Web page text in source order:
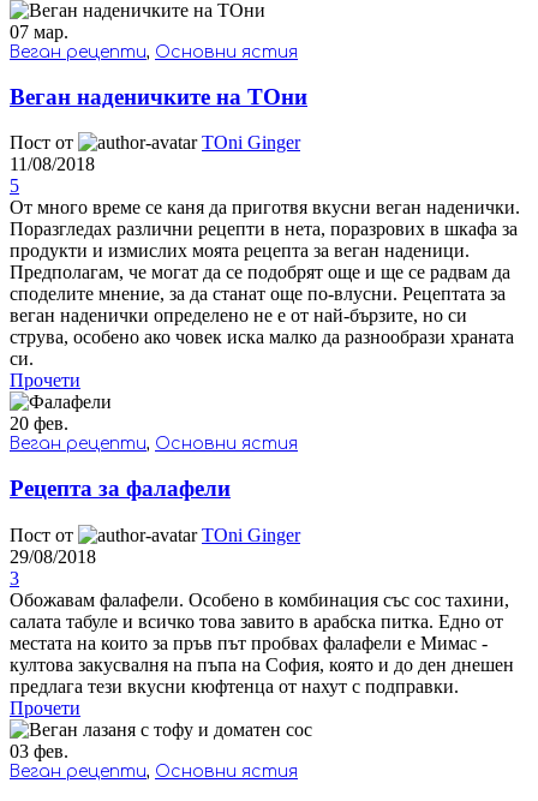
07 мар.
Веган рецепти, Основни ястия
Веган наденичките на ТОни
Пост от
TOni Ginger
11/08/2018
5
От много време се каня да приготвя вкусни веган наденички.
Поразгледах различни рецепти в нета, поразрових в шкафа за
продукти и измислих моята рецепта за веган наденици.
Предполагам, че могат да се подобрят още и ще се радвам да
споделите мнение, за да станат още по-влусни. Рецептата за
веган наденички определено не е от най-бързите, но си
струва, особено ако човек иска малко да разнообрази храната
си.
Прочети
20 фев.
Веган рецепти, Основни ястия
Рецепта за фалафели
Пост от
TOni Ginger
29/08/2018
3
Обожавам фалафели. Особено в комбинация със сос тахини,
салата табуле и всичко това завито в арабска питка. Едно от
местата на които за пръв път пробвах фалафели е Мимас -
култова закусвалня на пъпа на София, която и до ден днешен
предлага тези вкусни кюфтенца от нахут с подправки.
Прочети
03 фев.
Веган рецепти, Основни ястия